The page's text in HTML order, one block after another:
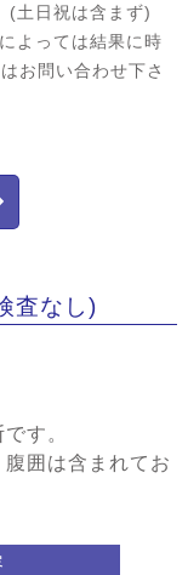
(土日祝は含まず)
よっては結果に時
お問い合わせ下さ
査なし)
す。
囲は含まれてお